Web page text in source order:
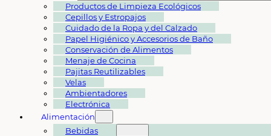
Productos de Limpieza Ecológicos
Cepillos y Estropajos
Cuidado de la Ropa y del Calzado
Papel Higiénico y Accesorios de Baño
Conservación de Alimentos
Menaje de Cocina
Pajitas Reutilizables
Velas
Ambientadores
Electrónica
Alimentación
Bebidas